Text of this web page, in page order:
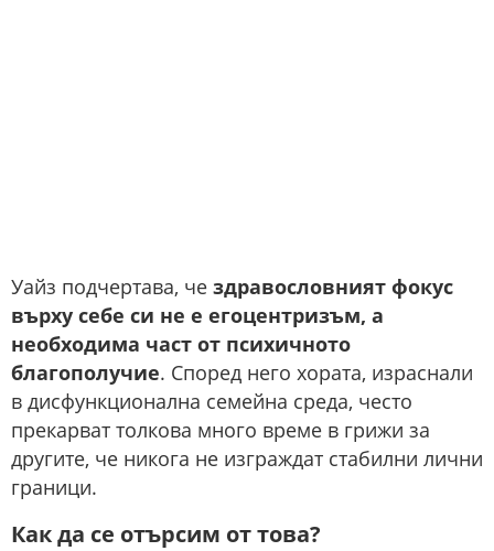
Уайз подчертава, че здравословният фокус
върху себе си не е егоцентризъм, а
необходима част от психичното
благополучие. Според него хората, израснали
в дисфункционална семейна среда, често
прекарват толкова много време в грижи за
другите, че никога не изграждат стабилни лични
граници.
Как да се отърсим от това?